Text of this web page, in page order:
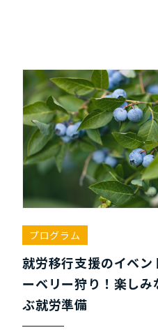
プログラム
就労移行支援のイベン
ーベリー狩り！楽しみ
ぶ就労準備